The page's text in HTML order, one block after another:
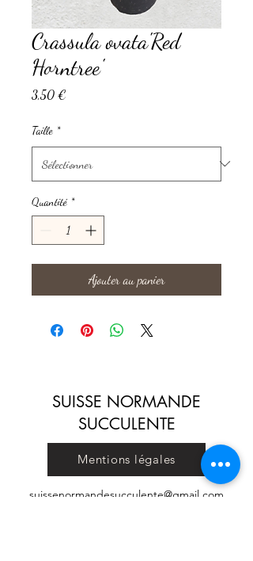
Crassula ovata'Red
Horntree'
3,50 €
Taille *
Quantité *
Ajouter au panier
SUISSE NORMANDE
SUCCULENTE
Mentions légales
suissenormandesucculente@gmail.com